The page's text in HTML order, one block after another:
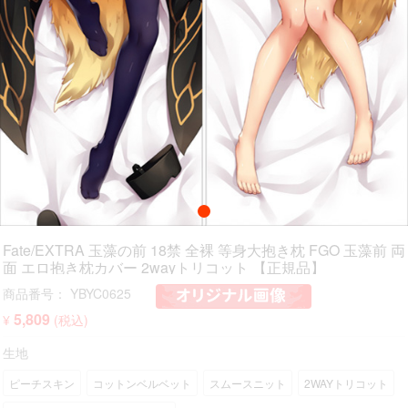
Fate/EXTRA 玉藻の前 18禁 全裸 等身大抱き枕 FGO 玉藻前 両
面 エロ抱き枕カバー 2wayトリコット 【正規品】
商品番号： YBYC0625
¥ 5,809 (税込)
生地
ピーチスキン コットンベルベット スムースニット 2WAYトリコット